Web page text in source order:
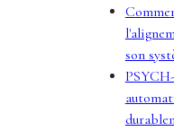
son